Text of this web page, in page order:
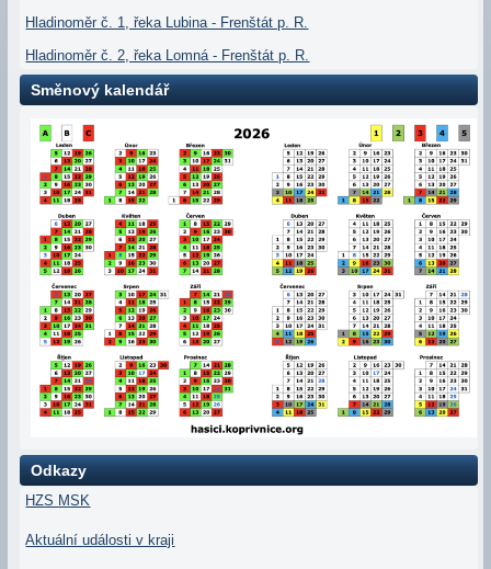
Hladinoměr č. 1, řeka Lubina - Frenštát p. R.
Hladinoměr č. 2, řeka Lomná - Frenštát p. R.
Směnový kalendář
Odkazy
HZS MSK
Aktuální události v kraji